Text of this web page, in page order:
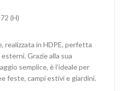
(H)
realizzata in HDPE, perfetta
Grazie alla sua
semplice, è l’ideale per
feste, campi estivi e giardini.